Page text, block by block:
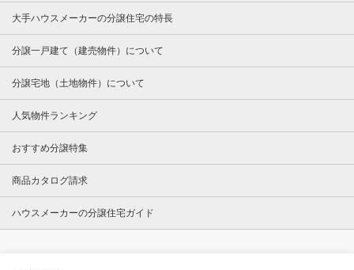
大手ハウスメーカーの分譲住宅の特長
分譲一戸建て（建売物件）について
分譲宅地（土地物件）について
人気物件ランキング
おすすめ分譲特集
商品カタログ請求
ハウスメーカーの分譲住宅ガイド